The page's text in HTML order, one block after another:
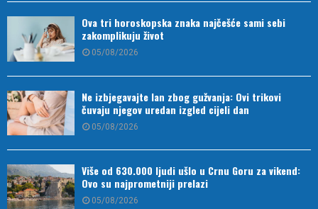
Ova tri horoskopska znaka najčešće sami sebi
zakomplikuju život
05/08/2026
Ne izbjegavajte lan zbog gužvanja: Ovi trikovi
čuvaju njegov uredan izgled cijeli dan
05/08/2026
Više od 630.000 ljudi ušlo u Crnu Goru za vikend:
Ovo su najprometniji prelazi
05/08/2026